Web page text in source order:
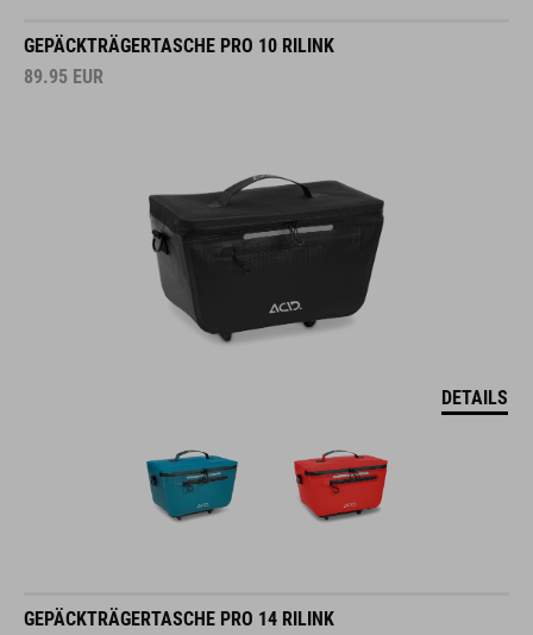
GEPÄCKTRÄGERTASCHE PRO 10 RILINK
89.95 EUR
DETAILS
GEPÄCKTRÄGERTASCHE PRO 14 RILINK